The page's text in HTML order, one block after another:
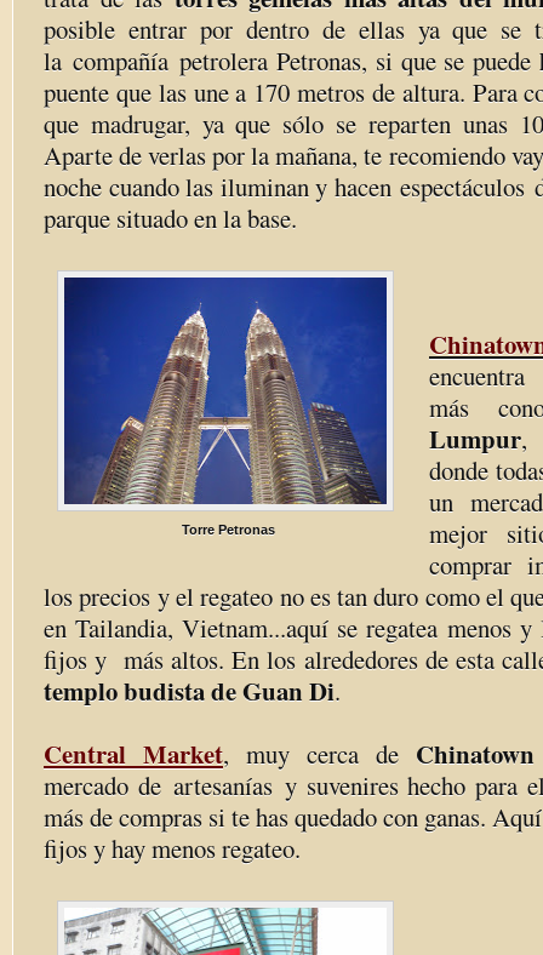
posible entrar por dentro de ellas ya que se
la compañía petrolera Petronas, si que se puede
puente que las une a 170 metros de altura. Para
que madrugar, ya que sólo se reparten unas
Aparte de verlas por la mañana, te recomiendo
noche cuando las iluminan y hacen espectáculos
parque situado en la base.
Torre Petronas
más
Lumpur,
donde
un
mejor
comprar
los precios y el regateo no es tan duro como el
en Tailandia, Vietnam...aquí se regatea menos
fijos y más altos. En los alrededores de esta
templo budista de Guan Di.
Central Market, muy cerca de Chinatown
mercado de artesanías y suvenires hecho para
más de compras si te has quedado con ganas.
fijos y hay menos regateo.